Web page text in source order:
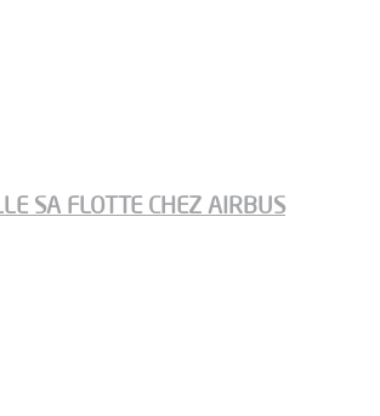
SA FLOTTE CHEZ AIRBUS